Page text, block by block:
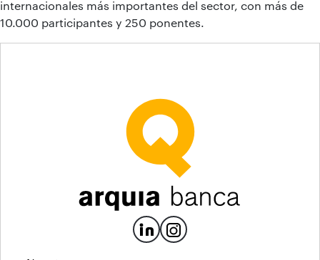
internacionales más importantes del sector, con más de
10.000 participantes y 250 ponentes.